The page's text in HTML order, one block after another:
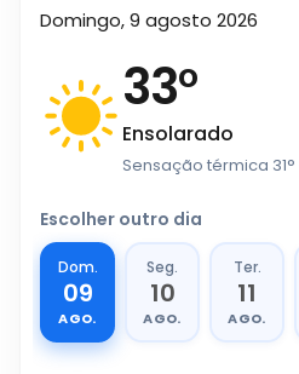
Domingo, 9 agosto 2026
33°
Ensolarado
Sensação térmica 31°
Escolher outro dia
Dom.
09
AGO.
Seg.
10
AGO.
Ter.
11
AGO.